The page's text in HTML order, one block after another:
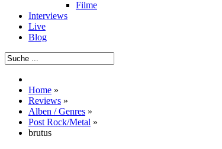
Filme
Interviews
Live
Blog
Home »
Reviews »
Alben / Genres »
Post Rock/Metal »
brutus